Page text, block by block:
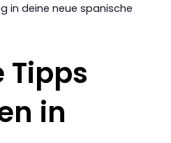
in deine neue spanische
Tipps
in